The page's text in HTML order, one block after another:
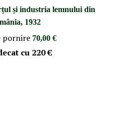
și industria lemnului din
1932
pornire 70,00 €
cu 220 €